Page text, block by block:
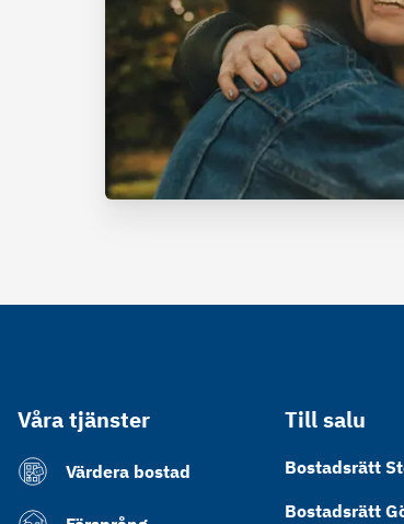
Våra tjänster
Värdera bostad
Till salu
Bostadsrätt
Bostadsrätt